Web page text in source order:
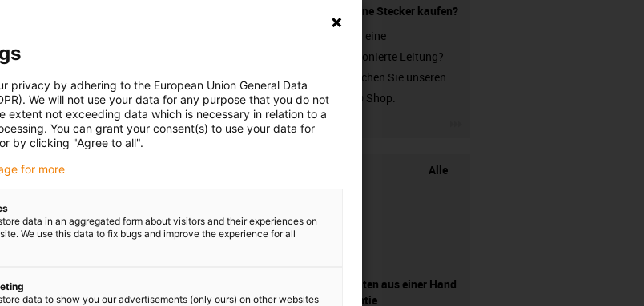
Leitung ohne Stecker kaufen?
Sie suchen eine
unkonfektionierte Leitung?
Dann besuchen Sie unseren
chainflex® Shop.
Alle
Komponenten aus einer Hand
- mit Garantie
privacy by adhering to the European Union General Data
We will not use your data for any purpose that you do not
extent not exceeding data which is necessary in relation to a
You can grant your consent(s) to use your data for
by clicking "Agree to all".
for more
data in an aggregated form about visitors and their experiences on
We use this data to fix bugs and improve the experience for all
data to show you our advertisements (only ours) on other websites